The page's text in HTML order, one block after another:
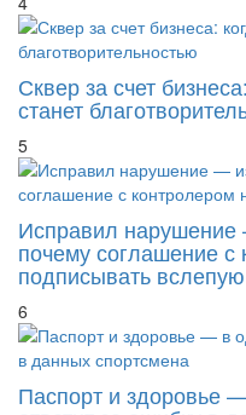
Сквер за счет
станет
5
Исправил
почему соглашение с
подписывать вслепую
6
Паспорт и здоровье
ответит за ошибку в